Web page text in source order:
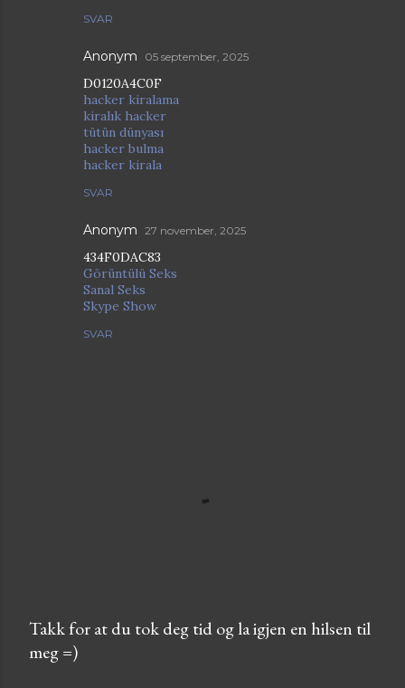
SVAR
Anonym 05 september, 2025
D0120A4C0F
hacker kiralama
kiralık hacker
tütün dünyası
hacker bulma
hacker kirala
SVAR
Anonym 27 november, 2025
434F0DAC83
Görüntülü Seks
Sanal Seks
Skype Show
SVAR
L
Takk for at du tok deg tid og la igjen en hilsen til
meg =)